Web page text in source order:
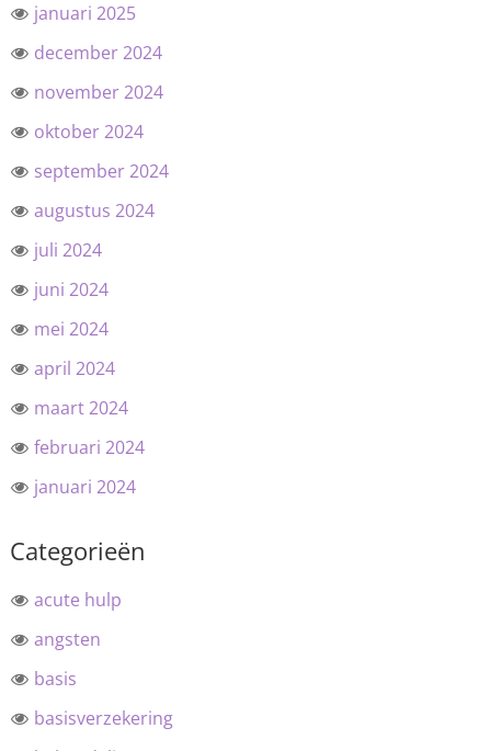
januari 2025
december 2024
november 2024
oktober 2024
september 2024
augustus 2024
juli 2024
juni 2024
mei 2024
april 2024
maart 2024
februari 2024
januari 2024
Categorieën
acute hulp
angsten
basis
basisverzekering